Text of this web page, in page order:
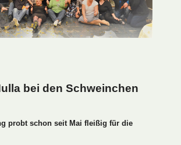
bei den Schweinchen
probt schon seit Mai fleißig für die